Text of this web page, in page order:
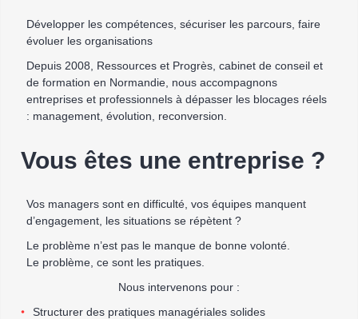
Développer les compétences, sécuriser les parcours, faire
évoluer les organisations
Depuis 2008, Ressources et Progrès, cabinet de conseil et
de formation en Normandie, nous accompagnons
entreprises et professionnels à dépasser les blocages réels
: management, évolution, reconversion.
Vous êtes une entreprise ?
Vos managers sont en difficulté, vos équipes manquent
d’engagement, les situations se répètent ?
Le problème n’est pas le manque de bonne volonté.
Le problème, ce sont les pratiques.
Nous intervenons pour :
Structurer des pratiques managériales solides